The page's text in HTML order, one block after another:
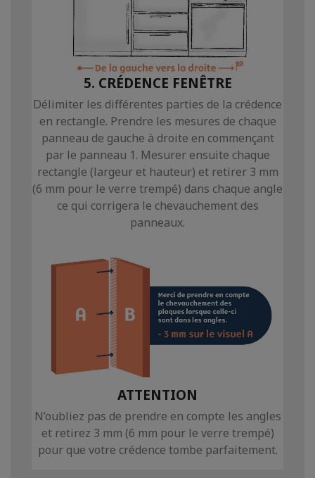
5. CRÉDENCE FENÊTRE
Délimiter les différentes parties de la crédence
en rectangle. Prendre les mesures de chaque
panneau de gauche à droite en commençant
par le panneau 1. Mesurer ensuite chaque
rectangle (largeur et hauteur) et retirer 3 mm
(6 mm pour le verre trempé) dans chaque angle
ce qui corrigera le chevauchement des
panneaux.
ATTENTION
N’oubliez pas de prendre en compte les angles
et retirez 3 mm (6 mm pour le verre trempé)
pour que votre crédence tombe parfaitement.